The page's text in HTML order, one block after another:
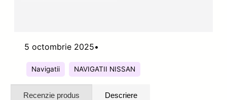
5 octombrie 2025•
Navigatii NAVIGATII NISSAN
Recenzie produs Descriere